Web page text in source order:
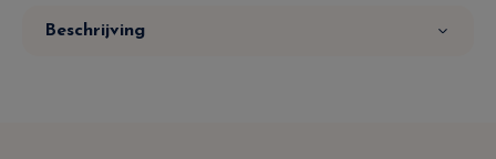
Beschrijving